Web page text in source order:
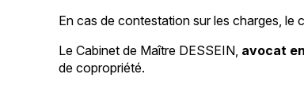
En cas de contestation sur les charges, le
Le Cabinet de Maître DESSEIN, avocat
de copropriété.